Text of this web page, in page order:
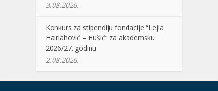
3.08.2026.
Konkurs za stipendiju fondacije “Lejla
Hairlahović – Hušić” za akademsku
2026/27. godinu
2.08.2026.